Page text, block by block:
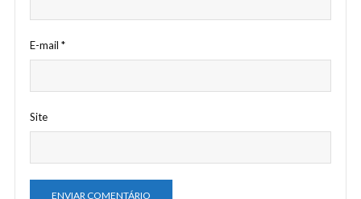
E-mail *
Site